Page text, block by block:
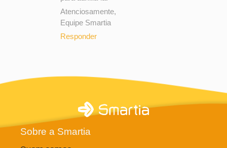
Atenciosamente,
Equipe Smartia
Responder
Sobre a Smartia